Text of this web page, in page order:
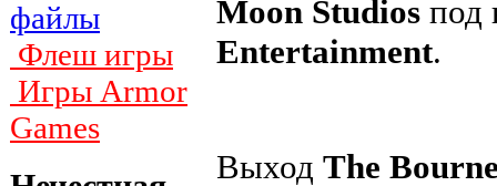
файлы
Флеш игры
Игры Armor
Games
Moon Studios под
Entertainment.
Выход The